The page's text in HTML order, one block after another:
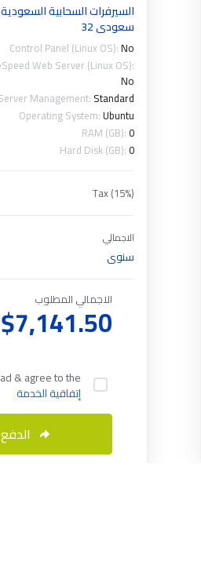
السيرفرات السحابية
سعودي 32
Control Panel (Linux OS):No
Web Server (Linux OS):
No
Management: Standard
Operating System:Ubuntu
RAM (GB): 0
Hard Disk (GB): 0
Tax (15%)
الاجمالي
سنوي
الاجمالي المطلوب
$7,141.50
الدفع
& agree to the
إتفاقية الخدمة